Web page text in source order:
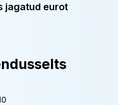
jagatud eurot